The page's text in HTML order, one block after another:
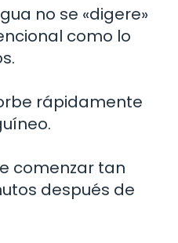
no se «digere»
como lo
rápidamente
comenzar tan
después de